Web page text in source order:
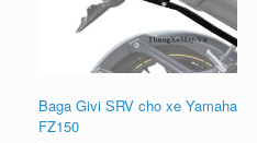
Baga Givi SRV cho xe Yamaha
FZ150